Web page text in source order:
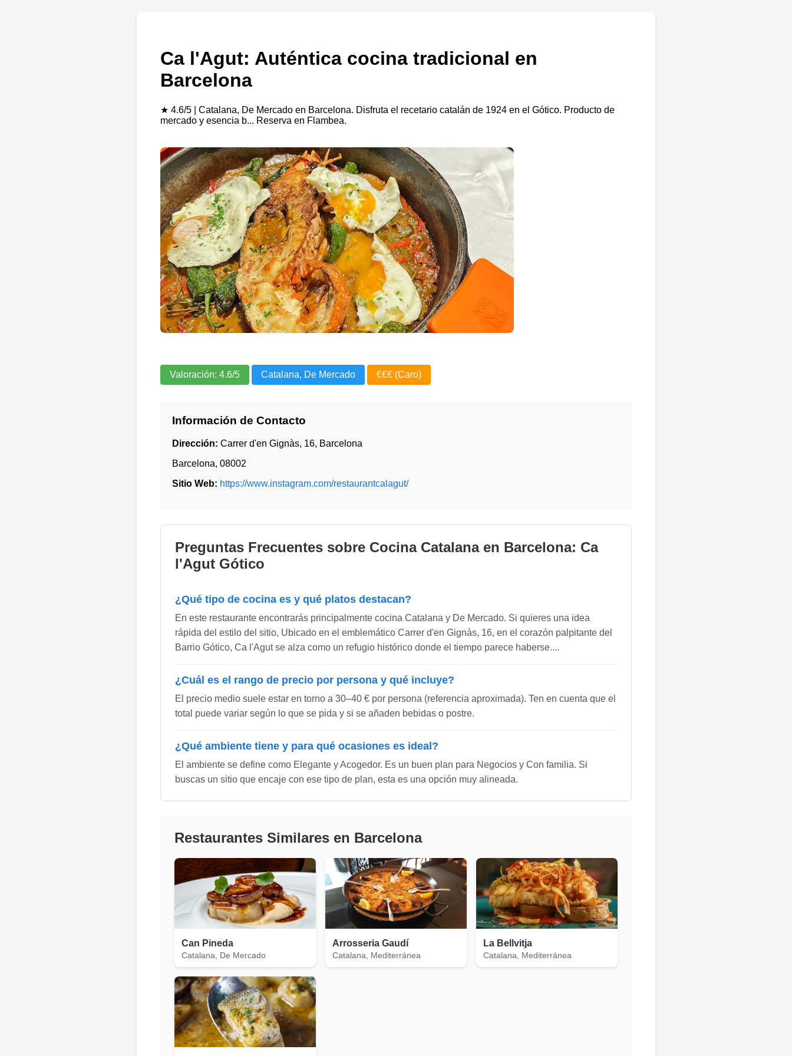
Ca l'Agut: Auténtica cocina tradicional en
Barcelona
★ 4.6/5 | Catalana, De Mercado en Barcelona. Disfruta el recetario catalán de 1924 en el Gótico. Producto de
mercado y esencia b... Reserva en Flambea.
Valoración: 4.6/5 Catalana, De Mercado €€€ (Caro)
Información de Contacto
Dirección: Carrer d'en Gignàs, 16, Barcelona
Barcelona, 08002
Sitio Web: https://www.instagram.com/restaurantcalagut/
Preguntas Frecuentes sobre Cocina Catalana en Barcelona: Ca
l'Agut Gótico
¿Qué tipo de cocina es y qué platos destacan?
En este restaurante encontrarás principalmente cocina Catalana y De Mercado. Si quieres una idea
rápida del estilo del sitio, Ubicado en el emblemático Carrer d'en Gignàs, 16, en el corazón palpitante del
Barrio Gótico, Ca l'Agut se alza como un refugio histórico donde el tiempo parece haberse....
¿Cuál es el rango de precio por persona y qué incluye?
El precio medio suele estar en torno a 30–40 € por persona (referencia aproximada). Ten en cuenta que el
total puede variar según lo que se pida y si se añaden bebidas o postre.
¿Qué ambiente tiene y para qué ocasiones es ideal?
El ambiente se define como Elegante y Acogedor. Es un buen plan para Negocios y Con familia. Si
buscas un sitio que encaje con ese tipo de plan, esta es una opción muy alineada.
Restaurantes Similares en Barcelona
Can Pineda
Catalana, De Mercado
Arrosseria Gaudí
Catalana, Mediterránea
La Bellvitja
Catalana, Mediterránea